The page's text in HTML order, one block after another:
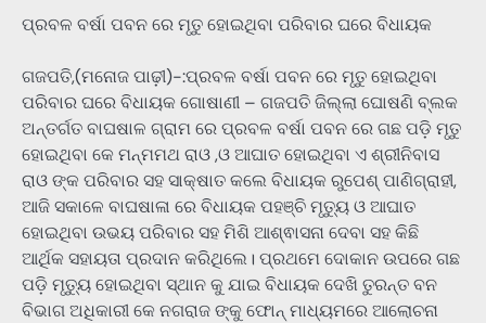
ପ୍ରବଳ ବର୍ଷା ପବନ ରେ ମୃତୁ ହୋଇଥିବା ପରିବାର ଘରେ ବିଧାୟକ
ଗଜପତି,(ମନୋଜ ପାଢ଼ୀ)-:ପ୍ରବଳ ବର୍ଷା ପବନ ରେ ମୃତୁ ହୋଇଥିବା
ପରିବାର ଘରେ ବିଧାୟକ ଗୋଷାଣୀ – ଗଜପତି ଜିଲ୍ଲା ଘୋଷଣି ବ୍ଲକ
ଅନ୍ତର୍ଗତ ବାଘଷାଳ ଗ୍ରାମ ରେ ପ୍ରବଳ ବର୍ଷା ପବନ ରେ ଗଛ ପଡ଼ି ମୃତୁ
ହୋଇଥିବା କେ ମନ୍ମମଥ ରାଓ ,ଓ ଆଘାତ ହୋଇଥିବା ଏ ଶ୍ରୀନିବାସ
ରାଓ ଙ୍କ ପରିବାର ସହ ସାକ୍ଷାତ କଲେ ବିଧାୟକ ରୁପେଶ୍ ପାଣିଗ୍ରାହୀ,
ଆଜି ସକାଳେ ବାଘଷାଳା ରେ ବିଧାୟକ ପହଞ୍ଚି ମୃତ୍ୟୁ ଓ ଆଘାତ
ହୋଇଥିବା ଉଭୟ ପରିବାର ସହ ମିଶି ଆଶ୍ଵାସନା ଦେବା ସହ କିଛି
ଆର୍ଥିକ ସହାୟତା ପ୍ରଦାନ କରିଥିଲେ। ପ୍ରଥମେ ଦୋକାନ ଉପରେ ଗଛ
ପଡ଼ି ମୃତ୍ୟୁ ହୋଇଥିବା ସ୍ଥାନ କୁ ଯାଇ ବିଧାୟକ ଦେଖି ତୁରନ୍ତ ବନ
ବିଭାଗ ଅଧିକାରୀ କେ ନଗରାଜ ଙ୍କୁ ଫୋନ୍ ମାଧ୍ୟମରେ ଆଲୋଚନା